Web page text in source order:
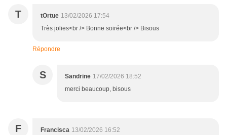
T tOrtue 13/02/2026 17:54
Très jolies<br /> Bonne soirée<br /> Bisous
Répondre
S Sandrine 17/02/2026 18:52
merci beaucoup, bisous
F Francisca 13/02/2026 16:52